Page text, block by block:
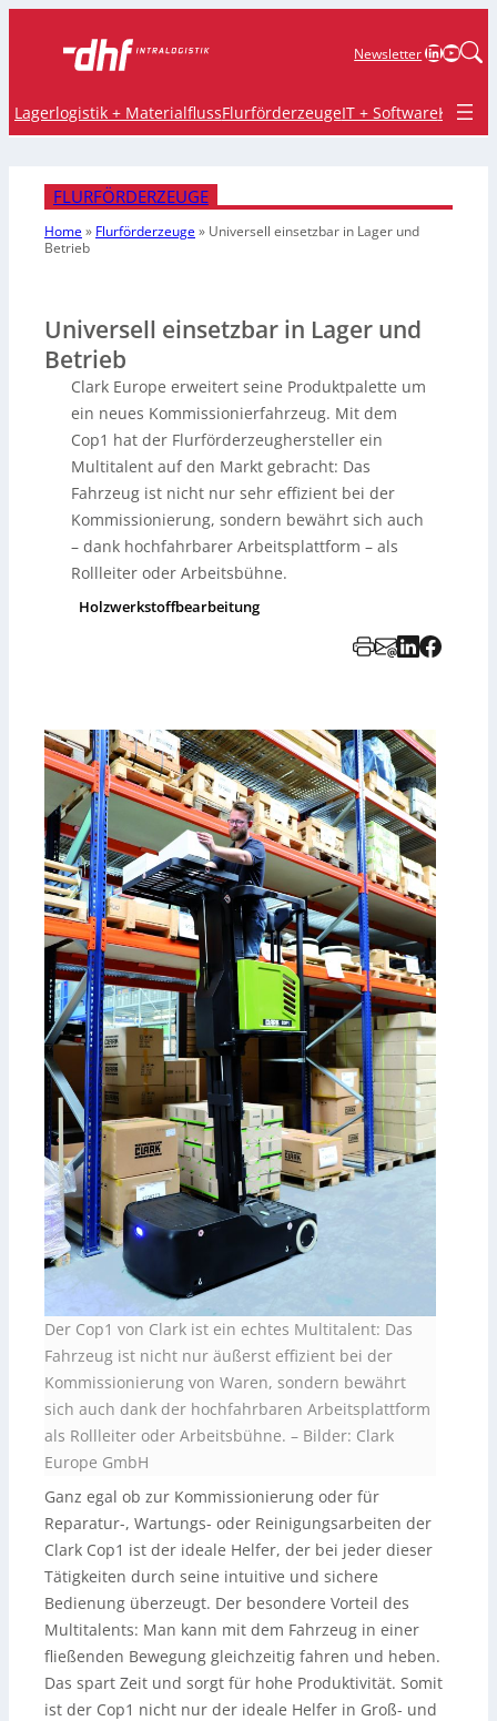
NewsletterLinkedIn
Lagerlogistik + MaterialflussFlurförderzeugeIT + SoftwareKrane
FLURFÖRDERZEUGE
Home» Flurförderzeuge» Universell einsetzbar in Lager und
Betrieb
Universell einsetzbar in Lager und
Betrieb
Clark Europe erweitert seine Produktpalette um
ein neues Kommissionierfahrzeug. Mit dem
Cop1 hat der Flurförderzeughersteller ein
Multitalent auf den Markt gebracht: Das
Fahrzeug ist nicht nur sehr effizient bei der
Kommissionierung, sondern bewährt sich auch
– dank hochfahrbarer Arbeitsplattform – als
Rollleiter oder Arbeitsbühne.
Holzwerkstoffbearbeitung
Der Cop1 von Clark ist ein echtes Multitalent: Das
Fahrzeug ist nicht nur äußerst effizient bei der
Kommissionierung von Waren, sondern bewährt
sich auch dank der hochfahrbaren Arbeitsplattform
als Rollleiter oder Arbeitsbühne. – Bilder: Clark
Europe GmbH
Ganz egal ob zur Kommissionierung oder für
Reparatur-, Wartungs- oder Reinigungsarbeiten der
Clark Cop1 ist der ideale Helfer, der bei jeder dieser
Tätigkeiten durch seine intuitive und sichere
Bedienung überzeugt. Der besondere Vorteil des
Multitalents: Man kann mit dem Fahrzeug in einer
fließenden Bewegung gleichzeitig fahren und heben.
Das spart Zeit und sorgt für hohe Produktivität. Somit
ist der Cop1 nicht nur der ideale Helfer in Groß- und